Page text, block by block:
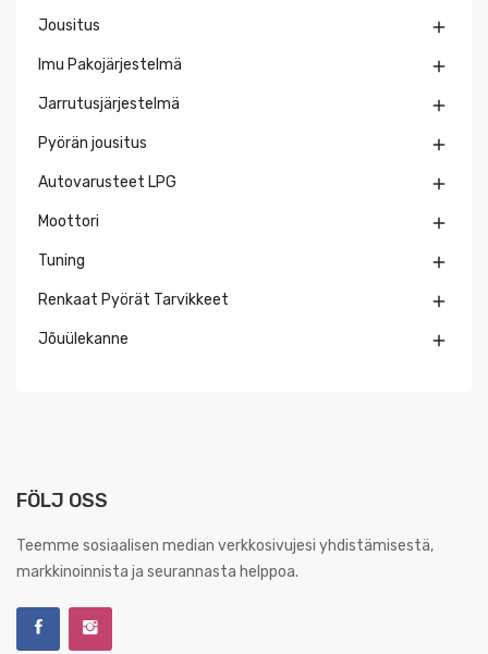
Jousitus 
Imu Pakojärjestelmä 
Jarrutusjärjestelmä 
Pyörän jousitus 
Autovarusteet LPG 
Moottori 
Tuning 
Renkaat Pyörät Tarvikkeet 
Jõuülekanne 
FÖLJ OSS
Teemme sosiaalisen median verkkosivujesi yhdistämisestä,
markkinoinnista ja seurannasta helppoa.